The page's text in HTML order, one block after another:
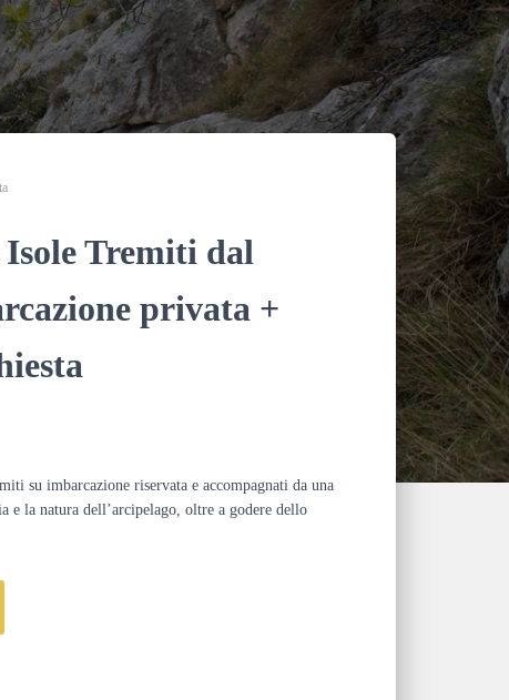
k
Tremiti dal
privata +
su imbarcazione riservata e accompagnati da una
e la natura dell’arcipelago, oltre a godere dello